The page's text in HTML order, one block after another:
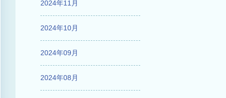
2024年11月
2024年10月
2024年09月
2024年08月